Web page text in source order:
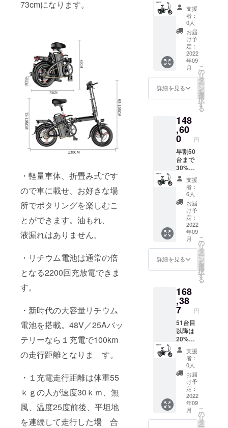
73cmになります。
・軽量車体、折畳み式です
ので車に載せ、お好きな場
所でポタリングを楽しむこ
とができます。油もれ、
液漏れはありません。
・リチウム電池は通常の倍
となる2200回充放電できま
す。
・新時代の大容量リチウム
電池を搭載。48V／25Aバッ
テリーなら１充電で100km
の走行距離となりま す。
・１充電走行距離は体重55
ｋｇの人が速度30ｋｍ、無
風、温度25度前後、平坦地
を連続して走行した場 合
黒 電
池48V
13A（
走行距
50km）
B. 電動
原付自
転車バ
イクま
め吉Ⅱ
赤
〃 ※
色は実
物と多
少異な
りま
す。
Fです。
車体
色 黒
は
「G」、
赤は
「H」を
ご選択
願いま
す。備
考欄に
電話番
号を記
くださ
い。 G.
電動原
付自転
車バイ
クまめ
吉Ⅱ
黒 電
池48V
13A（
走行距
50km）
H. 電動
原付自
転車バ
イクま
め吉Ⅱ
赤
〃 ※色
は実物
と多少
異なり
ます。
支援
者：
0人
お届
け予
定：
2022
年09
月
詳細を見る
こ
の
リ
タ
ー
ン
を
選
択
す
る
148
,60
0 円
早割50
台まで
30%OF
Fです。
車体
色 黒
は
「C」、
赤は
「D」を
ご選択
願いま
す。備
考欄に
電話番
号を記
くださ
い。 C.
電動原
付自転
車バイ
クまめ
吉Ⅱ
黒 電
池48V
20A（
走行距
75km）
D. 電動
原付自
転車バ
支援
者：
6人
お届
け予
定：
2022
年09
月
詳細を見る
こ
の
リ
タ
ー
ン
を
選
択
す
る
168
,38
7 円
51台目
以降は
20%OF
Fです。
車体
色 黒
は
「I」、
赤は
「J」を
ご選択
願いま
す。備
支援
者：
0人
お届
け予
定：
2022
年09
月
こ
の
リ
タ